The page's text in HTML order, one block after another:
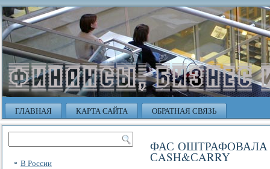
ГЛАВНАЯ КАРТА САЙТА ОБРАТНАЯ СВЯЗЬ
В России
ФАС ОШТРАФОВАЛА
СASH&СARRY